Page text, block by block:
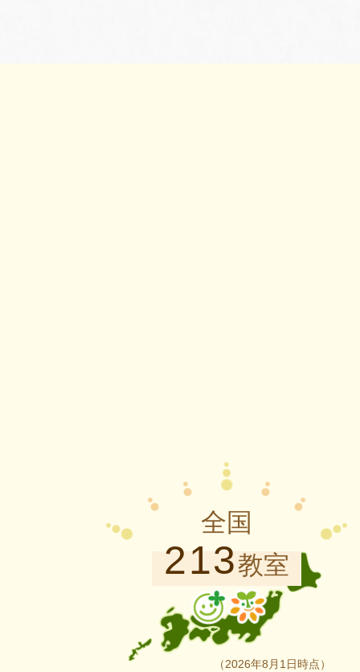
全国
213教室
（2026年8月1日時点）